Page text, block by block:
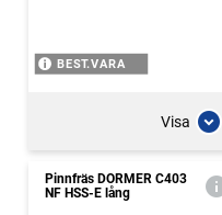
BEST.VARA
Visa
Pinnfräs DORMER C403
NF HSS-E lång